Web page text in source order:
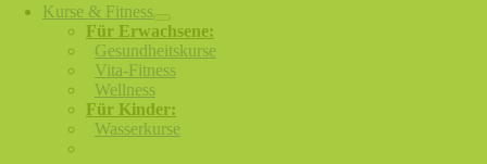
Kurse & Fitness
Für Erwachsene:
Gesundheitskurse
Vita-Fitness
Wellness
Für Kinder:
Wasserkurse